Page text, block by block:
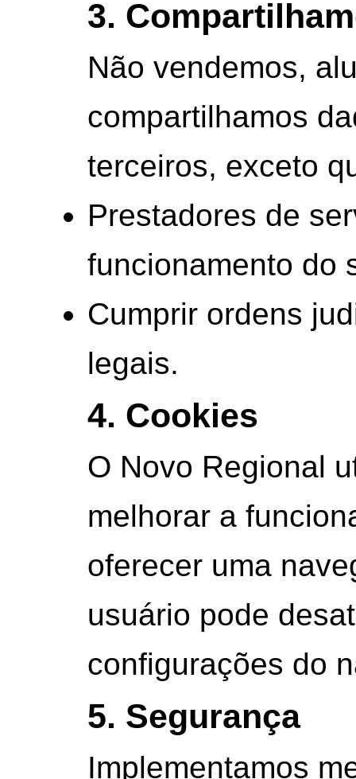
3.
Não vendemos,
compartilhamos
terceiros, exceto
Prestadores de
funcionamento do
Cumprir ordens
legais.
4. Cookies
O Novo Regional
melhorar a
oferecer uma
usuário pode
configurações do
5. Segurança
Implementamos